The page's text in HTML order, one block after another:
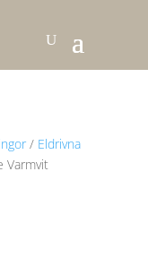
/ Eldrivna
Varmvit